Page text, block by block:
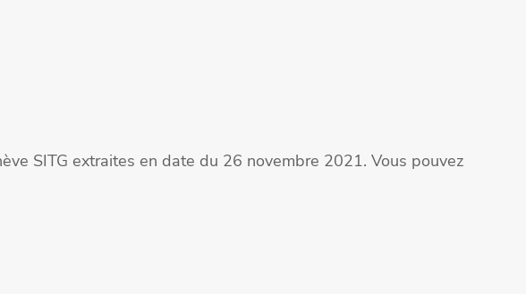
SITG extraites en date du 26 novembre 2021. Vous pouvez